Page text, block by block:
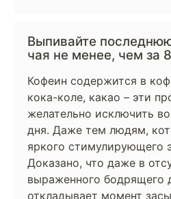
Выпивайте
чая не менее, чем за
Кофеин содержится в
кока-коле, какао – эти
желательно исключить
дня. Даже тем людям,
яркого стимулирующего
Доказано, что даже в
выраженного бодрящего
откладывает момент